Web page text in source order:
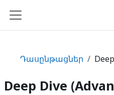
Բաց թողնել հիմնական
Side panel
Դասընթացներ
Deep Dive